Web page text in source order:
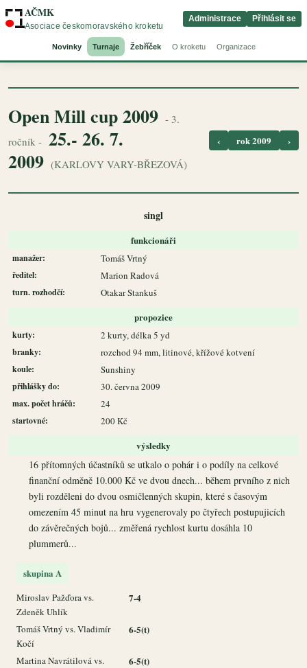
AČMK
Asociace českomoravského kroketu
Novinky Turnaje Žebříček O kroketu Organizace
Administrace Přihlásit se
Open Mill cup 2009 - 3.
ročník - 25.- 26. 7.
2009 (KARLOVY VARY-BŘEZOVÁ)
‹ rok 2009 ›
singl
funkcionáři
manažer: Tomáš Vrtný
ředitel: Marion Radová
turn. rozhodčí: Otakar Stankuš
propozice
kurty: 2 kurty, délka 5 yd
branky: rozchod 94 mm, litinové, křížové kotvení
koule: Sunshiny
přihlášky do: 30. června 2009
max. počet hráčů: 24
startovné: 200 Kč
výsledky
16 přítomných účastníků se utkalo o pohár i o podíly na celkové
finanční odměně 10.000 Kč ve dvou dnech... během prvního z nich
byli rozděleni do dvou osmičlenných skupin, které s časovým
omezením 45 minut na hru vygenerovaly po čtyřech postupujicích
do závěrečných bojů... změřená rychlost kurtu dosáhla 10
plummerů...
skupina A
Miroslav Pažďora vs.
Zdeněk Uhlík
7-4
Tomáš Vrtný vs. Vladimír
Kočí
6-5(t)
Martina Navrátilová vs.
6-5(t)